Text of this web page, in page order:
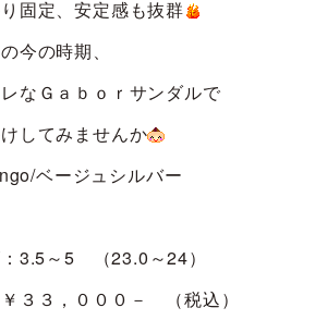
固定、安定感も抜群
今の時期、
なＧａｂｏｒサンダルで
してみませんか
ベージュシルバー
3.5～5 （23.0～24）
３３，０００－ （税込）